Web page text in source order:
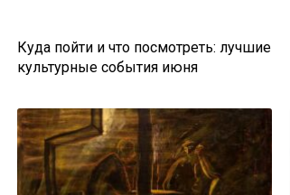
Куда пойти и что посмотреть: лучшие
культурные события июня